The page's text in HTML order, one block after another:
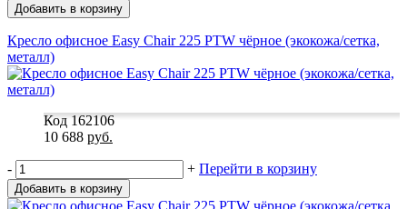
Добавить в корзину
Кресло офисное Easy Chair 225 PTW чёрное (экокожа/сетка,
металл)
Код 162106
10 688 руб.
- + Перейти в корзину
Добавить в корзину